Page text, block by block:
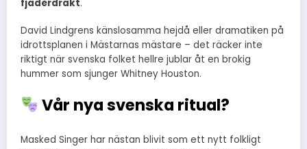
fjäderdräkt.
David Lindgrens känslosamma hejdå eller dramatiken på
idrottsplanen i Mästarnas mästare – det räcker inte
riktigt när svenska folket hellre jublar åt en brokig
hummer som sjunger Whitney Houston.
Vår nya svenska ritual?
Masked Singer har nästan blivit som ett nytt folkligt